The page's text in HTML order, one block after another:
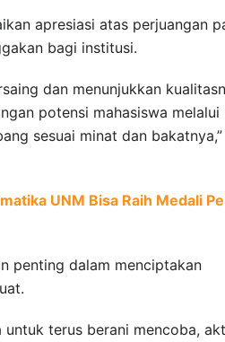
apresiasi atas perjuangan
bagi institusi.
dan menunjukkan
potensi mahasiswa melalui
sesuai minat dan bakatnya,”
UNM Bisa Raih Medali
penting dalam menciptakan
untuk terus berani mencoba,